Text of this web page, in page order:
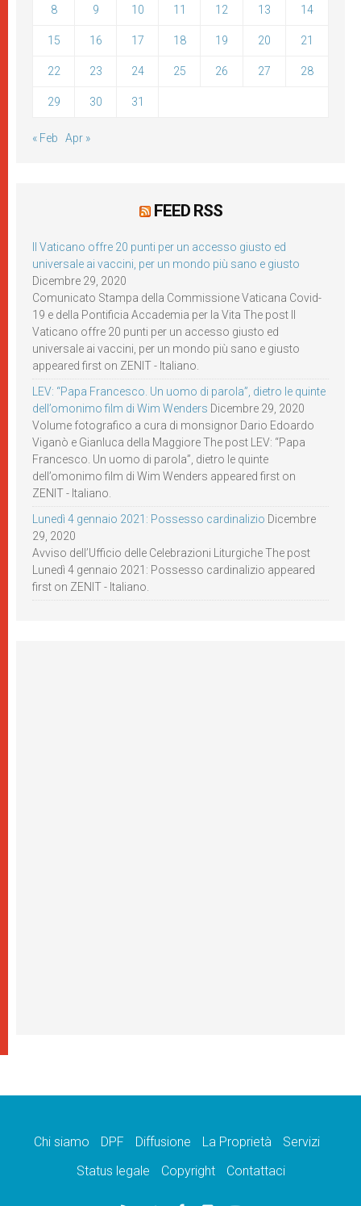
8 9 10 11 12 13 14
15 16 17 18 19 20 21
22 23 24 25 26 27 28
29 30 31
« Feb Apr »
FEED RSS
Il Vaticano offre 20 punti per un accesso giusto ed
universale ai vaccini, per un mondo più sano e giusto
Dicembre 29, 2020
Comunicato Stampa della Commissione Vaticana Covid-
19 e della Pontificia Accademia per la Vita The post Il
Vaticano offre 20 punti per un accesso giusto ed
universale ai vaccini, per un mondo più sano e giusto
appeared first on ZENIT - Italiano.
LEV: “Papa Francesco. Un uomo di parola”, dietro le quinte
dell’omonimo film di Wim Wenders Dicembre 29, 2020
Volume fotografico a cura di monsignor Dario Edoardo
Viganò e Gianluca della Maggiore The post LEV: “Papa
Francesco. Un uomo di parola”, dietro le quinte
dell’omonimo film di Wim Wenders appeared first on
ZENIT - Italiano.
Lunedì 4 gennaio 2021: Possesso cardinalizio Dicembre
29, 2020
Avviso dell’Ufficio delle Celebrazioni Liturgiche The post
Lunedì 4 gennaio 2021: Possesso cardinalizio appeared
first on ZENIT - Italiano.
Chi siamo DPF Diffusione La Proprietà
Servizi
Status legale
Copyright Contattaci